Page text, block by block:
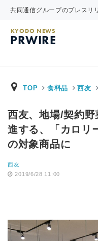
共同通信グループのプレスリ
KYODO NEWS
PRWIRE
TOP 食料品 西友
西友、地場/契約
進する、「カロリ
の対象商品に
西友
2019/6/28 11:00